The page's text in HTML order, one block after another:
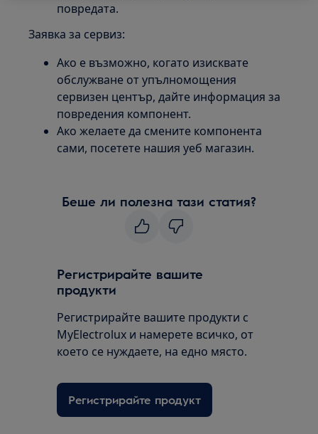
повредата.
Заявка за сервиз:
Ако е възможно, когато изисквате
обслужване от упълномощения
сервизен център, дайте информация за
повредения компонент.
Ако желаете да смените компонента
сами, посетете нашия уеб магазин.
Беше ли полезна тази статия?
Регистрирайте вашите
продукти
Регистрирайте вашите продукти с
MyElectrolux и намерете всичко, от
което се нуждаете, на едно място.
Регистрирайте продукт